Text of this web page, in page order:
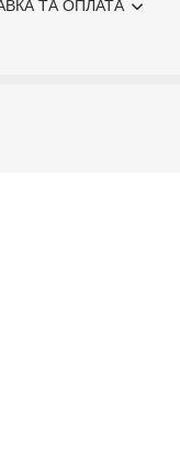
ТА ОПЛАТА